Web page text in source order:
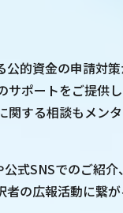
公的資金の申請対
サポートをご提供
する相談もメン
式SNSでのご紹
者の広報活動に繋